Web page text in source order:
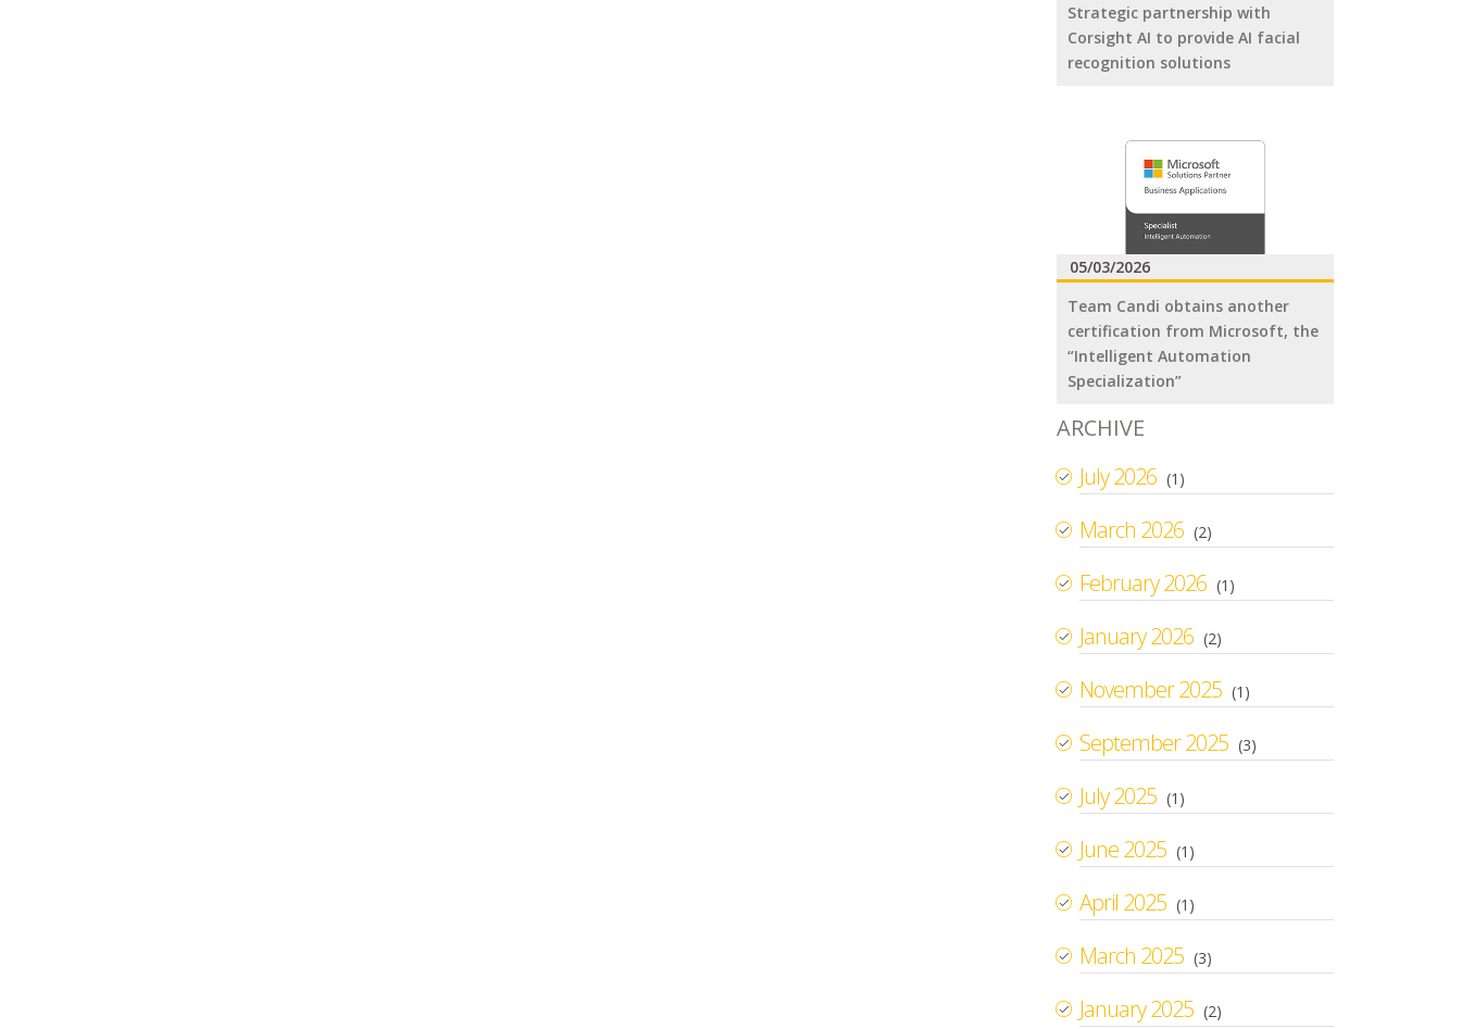
Strategic partnership with
Corsight AI to provide AI facial
recognition solutions
05/03/2026
Team Candi obtains another
certification from Microsoft, the
“Intelligent Automation
Specialization”
ARCHIVE
July 2026 (1)
March 2026 (2)
February 2026 (1)
January 2026 (2)
November 2025 (1)
September 2025 (3)
July 2025 (1)
June 2025 (1)
April 2025 (1)
March 2025 (3)
January 2025 (2)